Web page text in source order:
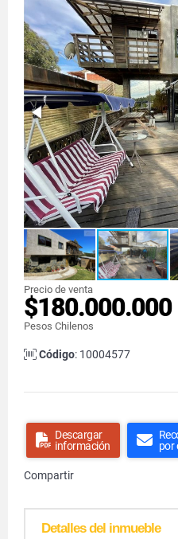
Precio de venta
$180.000.000
Pesos Chilenos
Código: 10004577
Descargar
información
por
Compartir
Detalles del inmueble